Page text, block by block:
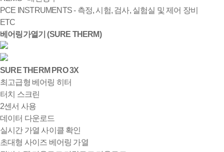
PCE INSTRUMENTS - 측정, 시험, 검사, 실험실 및 제어 장비
ETC
베어링가열기 (SURE THERM)
SURE THERM PRO 3X
최고급형 베어링 히터
터치 스크린
2센서 사용
데이터 다운로드
실시간 가열 사이클 확인
초대형 사이즈 베어링 가열